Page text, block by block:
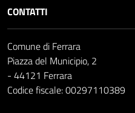
CONTATTI
Comune di Ferrara
Piazza del Municipio, 2
- 44121 Ferrara
Codice fiscale: 00297110389